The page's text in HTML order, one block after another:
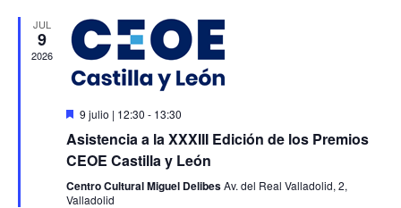
JUL
9
2026
Destacado
9 julio | 12:30 - 13:30
Asistencia a la XXXIII Edición de los Premios
CEOE Castilla y León
Centro Cultural Miguel DelibesAv. del Real Valladolid, 2,
Valladolid